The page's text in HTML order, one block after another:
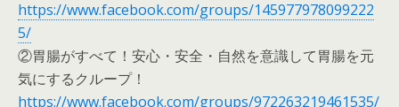
https://www.facebook.com/groups/145977978099222
5/
②胃腸がすべて！安心・安全・自然を意識して胃腸を元
気にするクループ！
https://www.facebook.com/groups/972263219461535/